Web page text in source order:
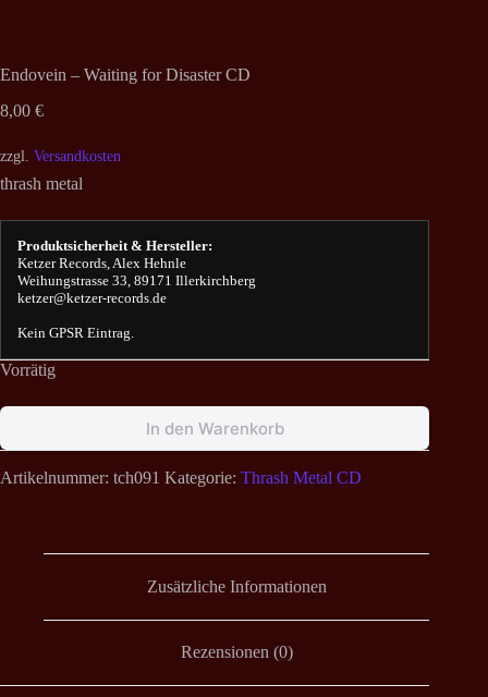
Endovein – Waiting for Disaster CD
8,00 €
zzgl. Versandkosten
thrash metal
Produktsicherheit & Hersteller:
Ketzer Records, Alex Hehnle
Weihungstrasse 33, 89171 Illerkirchberg
ketzer@ketzer-records.de
Kein GPSR Eintrag.
Vorrätig
In den Warenkorb
Artikelnummer: tch091 Kategorie: Thrash Metal CD
Zusätzliche Informationen
Rezensionen (0)